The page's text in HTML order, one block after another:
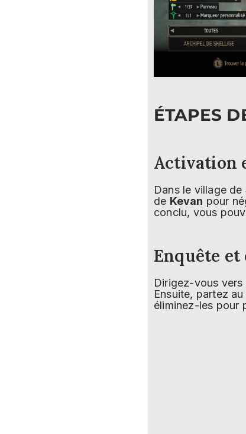
ÉTAPES
Activation
Dans le village de
de Kevan pour
conclu, vous
Enquête
Dirigez-vous vers
Ensuite, partez au
éliminez-les pour